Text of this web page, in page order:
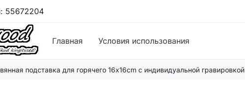
55672204
Главная Условия использования
подставка для горячего 16x16cm с индивидуальной гравировкой